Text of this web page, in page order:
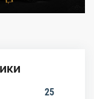
25